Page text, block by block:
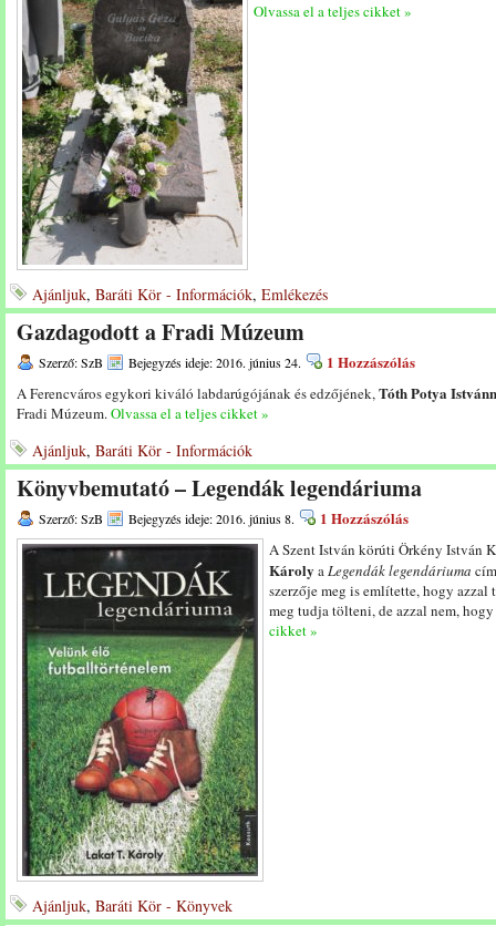
Olvassa el a teljes cikket »
Ajánljuk, Baráti Kör - Információk, Emlékezés
Gazdagodott a Fradi Múzeum
Szerző: SzB Bejegyzés ideje: 2016. június 24. 1 Hozzászólás
A Ferencváros egykori kiváló labdarúgójának és edzőjének,Tóth Potya
Fradi Múzeum.Olvassa el a teljes cikket »
Ajánljuk, Baráti Kör - Információk
Könyvbemutató – Legendák legendáriuma
Szerző: SzB Bejegyzés ideje: 2016. június 8. 1 Hozzászólás
A Szent István körúti Örkény István
Károly aLegendák legendáriuma
szerzője meg is említette, hogy
meg tudja tölteni, de azzal nem,
cikket »
Ajánljuk, Baráti Kör - Könyvek